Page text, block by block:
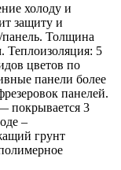
холоду и
защиту и
Толщина
Теплоизоляция: 5
цветов по
панели более
панелей.
покрывается 3
–
грунт